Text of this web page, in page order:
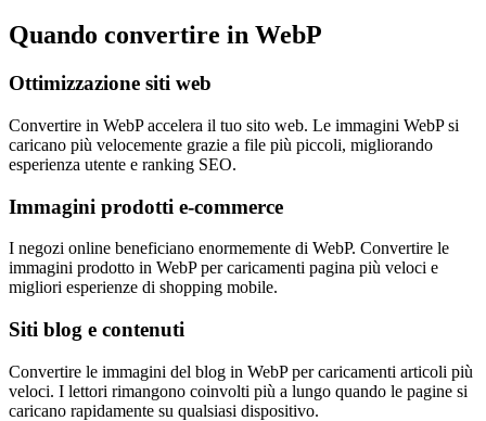
Quando convertire in WebP
Ottimizzazione siti web
Convertire in WebP accelera il tuo sito web. Le immagini WebP si
caricano più velocemente grazie a file più piccoli, migliorando
esperienza utente e ranking SEO.
Immagini prodotti e-commerce
I negozi online beneficiano enormemente di WebP. Convertire le
immagini prodotto in WebP per caricamenti pagina più veloci e
migliori esperienze di shopping mobile.
Siti blog e contenuti
Convertire le immagini del blog in WebP per caricamenti articoli più
veloci. I lettori rimangono coinvolti più a lungo quando le pagine si
caricano rapidamente su qualsiasi dispositivo.